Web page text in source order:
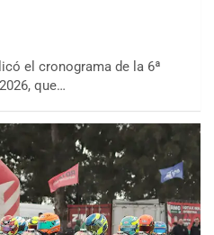
el cronograma de la 6ª
que…